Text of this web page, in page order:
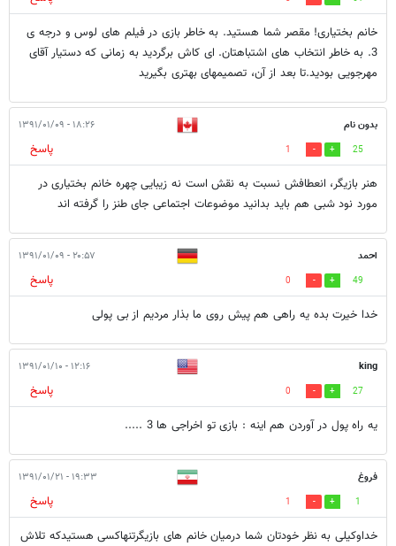
خانم بختیاری! مقصر شما هستید. به خاطر بازی در فیلم های لوس و درجه ی
3. به خاطر انتخاب های اشتباهتان. ای کاش برگردید به زمانی که دستیار آقای
مهرجویی بودید.تا بعد از آن، تصمیمهای بهتری بگیرید
بدون نام ۱۸:۲۶ - ۱۳۹۱/۰۱/۰۹
25
1
پاسخ
هنر بازیگر، انعطافش نسبت به نقش است نه زیبایی چهره خانم بختیاری در
مورد نود شبی هم باید بدانید موضوعات اجتماعی جای طنز را گرفته اند
احمد ۲۰:۵۷ - ۱۳۹۱/۰۱/۰۹
49
0
پاسخ
خدا خیرت بده یه راهی هم پیش روی ما بذار مردیم از بی پولی
king ۱۲:۱۶ - ۱۳۹۱/۰۱/۱۰
27
0
پاسخ
یه راه پول در آوردن هم اینه : بازی تو اخراجی ها 3 .....
فروغ ۱۹:۳۳ - ۱۳۹۱/۰۱/۲۱
1
1
پاسخ
خداوکیلی به نظر خودتان شما درمیان خانم های بازیگرتنهاکسی هستیدکه تلاش